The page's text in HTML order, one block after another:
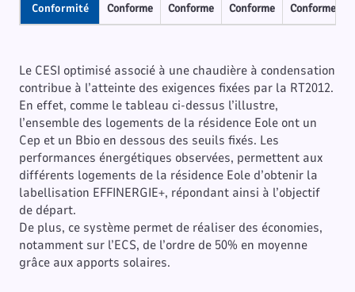
Conformité Conforme Conforme Conforme Conforme
Le CESI optimisé associé à une chaudière à condensation
contribue à l’atteinte des exigences fixées par la RT2012.
En effet, comme le tableau ci-dessus l’illustre,
l’ensemble des logements de la résidence Eole ont un
Cep et un Bbio en dessous des seuils fixés. Les
performances énergétiques observées, permettent aux
différents logements de la résidence Eole d’obtenir la
labellisation EFFINERGIE+, répondant ainsi à l’objectif
de départ.
De plus, ce système permet de réaliser des économies,
notamment sur l’ECS, de l’ordre de 50% en moyenne
grâce aux apports solaires.